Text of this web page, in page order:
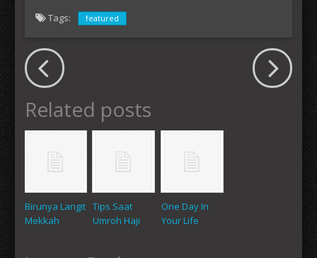
Tags: featured
Related posts
Birunya Langit
Mekkah
Tips Saat
Umroh Haji
One Day In
Your Life